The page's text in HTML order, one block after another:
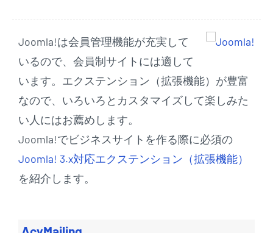
Joomla!は会員管理機能が充実して
いるので、会員制サイトには適して
います。エクステンション（拡張機能）が豊富
なので、いろいろとカスタマイズして楽しみた
い人にはお薦めします。
Joomla!でビジネスサイトを作る際に必須の
Joomla! 3.x対応エクステンション（拡張機能）
を紹介します。